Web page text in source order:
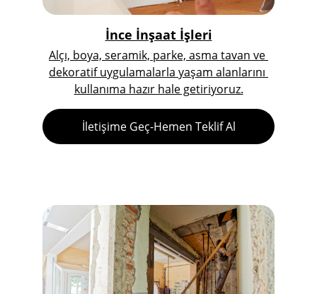
Alçı, boya, seramik, parke, asma tavan ve
dekoratif uygulamalarla yaşam alanlarını
kullanıma hazır hale getiriyoruz.
İnce İnşaat İşleri
İletişime Geç-Hemen Teklif Al